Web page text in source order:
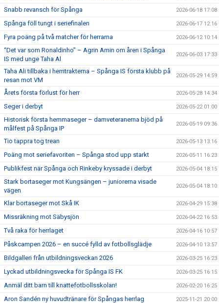
Snabb revansch för Spånga 2026-06-18 17:08
Spånga föll tungt i seriefinalen 2026-06-17 12:16
Fyra poäng på två matcher för herrarna 2026-06-12 10:14
“Det var som Ronaldinho” – Agrin Amin om åren i Spånga
IS med unge Taha Al
2026-06-03 17:33
Taha Ali tillbaka i hemtrakterna – Spånga IS första klubb på
resan mot VM
2026-05-29 14:59
Årets första förlust för herr 2026-05-28 14:34
Seger i derbyt 2026-05-22 01:00
Historisk första hemmaseger – damveteranerna bjöd på
målfest på Spånga IP
2026-05-19 09:36
Tio tappra tog trean 2026-05-13 13:16
Poäng mot seriefavoriten – Spånga stod upp starkt 2026-05-11 16:23
Publikfest när Spånga och Rinkeby kryssade i derbyt 2026-05-04 18:15
Stark bortaseger mot Kungsängen – juniorerna visade
vägen
2026-05-04 18:10
Klar bortaseger mot Skå IK 2026-04-29 15:38
Missräkning mot Säbysjön 2026-04-22 16:53
Två raka för herrlaget 2026-04-16 10:57
Påskcampen 2026 – en succé fylld av fotbollsglädje 2026-04-10 13:57
Bildgalleri från utbildningsveckan 2026 2026-03-25 16:23
Lyckad utbildningsvecka för Spånga IS FK 2026-03-25 16:15
Anmäl ditt barn till knattefotbollsskolan! 2026-02-20 16:25
Aron Sandén ny huvudtränare för Spångas herrlag 2025-11-21 20:00